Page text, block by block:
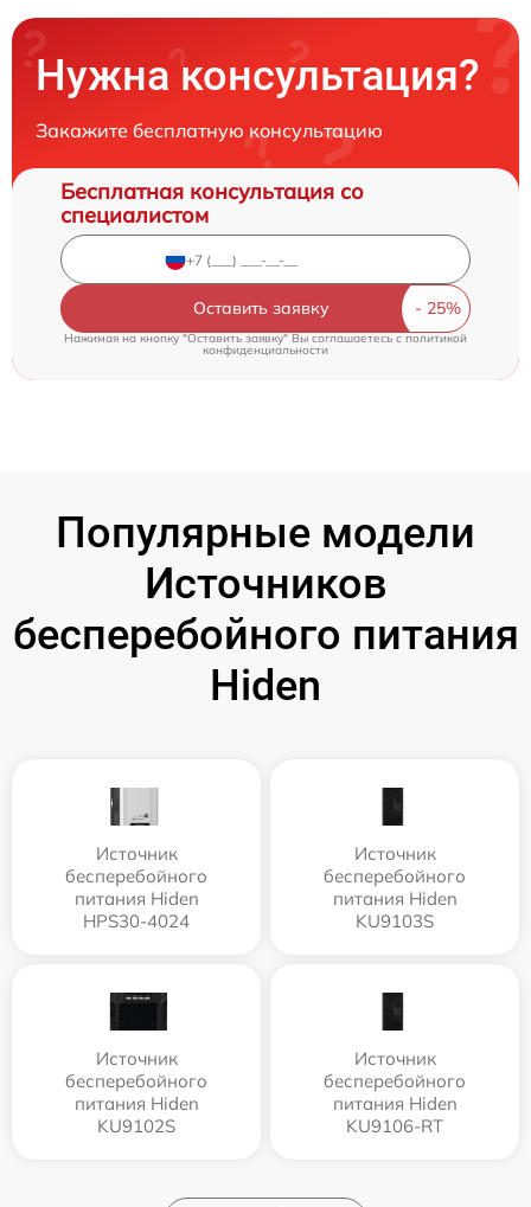
Нужна консультация?
Закажите бесплатную консультацию
Бесплатная консультация со
специалистом
Оставить заявку
Нажимая на кнопку "Оставить заявку" Вы соглашаетесь c политикой
конфиденциальности
Популярные модели
Источников
бесперебойного питания
Hiden
Источник
бесперебойного
питания Hiden
HPS30-4024
Источник
бесперебойного
питания Hiden
KU9103S
Источник
бесперебойного
питания Hiden
KU9102S
Источник
бесперебойного
питания Hiden
KU9106-RT